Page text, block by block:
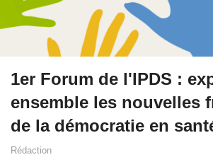
1er Forum de l'IPDS :
ensemble les nouvelles
de la démocratie en
Rédaction